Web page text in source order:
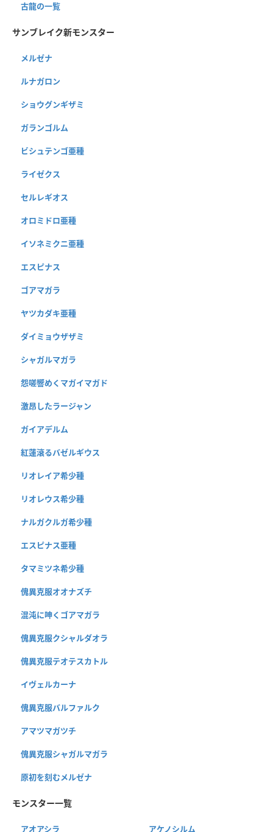
古龍の一覧
サンブレイク新モンスター
メルゼナ
ルナガロン
ショウグンギザミ
ガランゴルム
ビシュテンゴ亜種
ライゼクス
セルレギオス
オロミドロ亜種
イソネミクニ亜種
エスピナス
ゴアマガラ
ヤツカダキ亜種
ダイミョウザザミ
シャガルマガラ
怨嗟響めくマガイマガド
激昂したラージャン
ガイアデルム
紅蓮滾るバゼルギウス
リオレイア希少種
リオレウス希少種
ナルガクルガ希少種
エスピナス亜種
タマミツネ希少種
傀異克服オオナズチ
混沌に呻くゴアマガラ
傀異克服クシャルダオラ
傀異克服テオテスカトル
イヴェルカーナ
傀異克服バルファルク
アマツマガツチ
傀異克服シャガルマガラ
原初を刻むメルゼナ
モンスター一覧
アオアシラ アケノシルム